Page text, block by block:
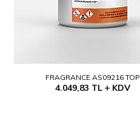
FRAGRANCE AS09216 TOP
4.049,83 TL KDV